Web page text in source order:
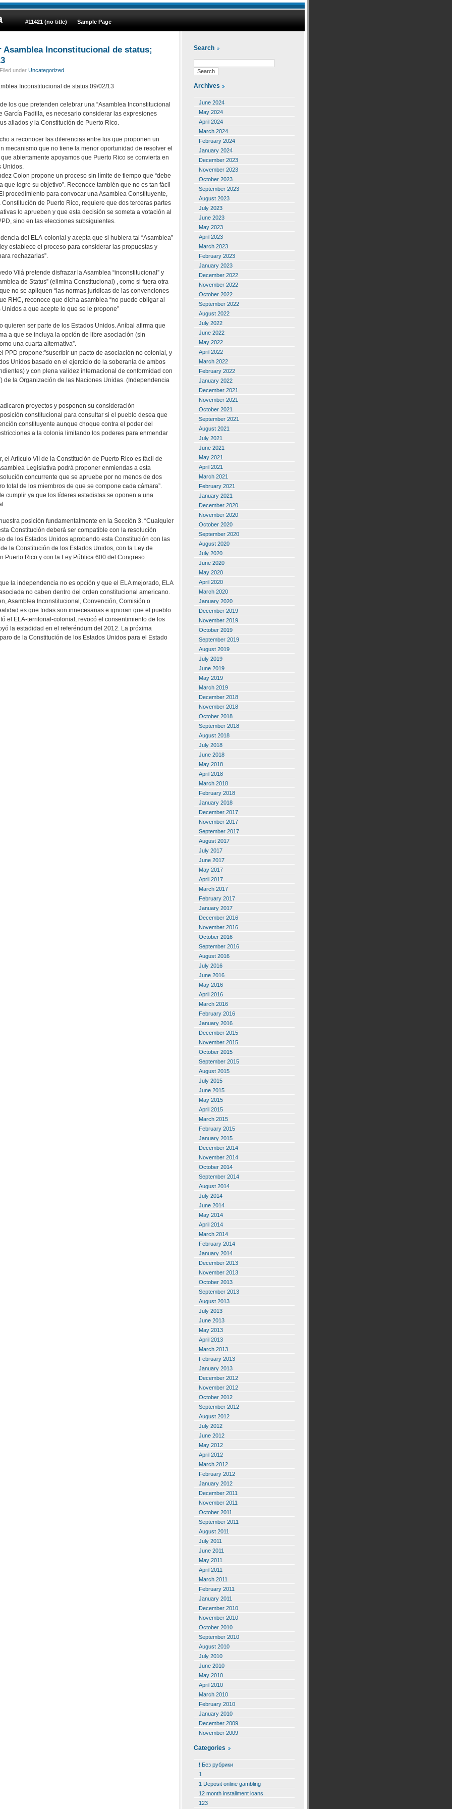
#11421 (no title) Sample Page
Asamblea Inconstitucional de status;
under Uncategorized
Inconstitucional de status 09/02/13
los que pretenden celebrar una “Asamblea Inconstitucional
García Padilla, es necesario considerar las expresiones
aliados y la Constitución de Puerto Rico.
a reconocer las diferencias entre los que proponen un
mecanismo que no tiene la menor oportunidad de resolver el
abiertamente apoyamos que Puerto Rico se convierta en
Unidos.
Colon propone un proceso sin límite de tiempo que “debe
que logre su objetivo”. Reconoce también que no es tan fácil
procedimiento para convocar una Asamblea Constituyente,
Constitución de Puerto Rico, requiere que dos terceras partes
lo aprueben y que esta decisión se someta a votación al
sino en las elecciones subsiguientes.
del ELA-colonial y acepta que si hubiera tal “Asamblea”
establece el proceso para considerar las propuestas y
rechazarlas”.
Vilá pretende disfrazar la Asamblea “inconstitucional” y
de Status” (elimina Constitucional) , como si fuera otra
no se apliquen “las normas jurídicas de las convenciones
RHC, reconoce que dicha asamblea “no puede obligar al
a que acepte lo que se le propone”
quieren ser parte de los Estados Unidos. Aníbal afirma que
a que se incluya la opción de libre asociación (sin
una cuarta alternativa”.
PPD propone:”suscribir un pacto de asociación no colonial, y
Unidos basado en el ejercicio de la soberanía de ambos
y con plena validez internacional de conformidad con
de la Organización de las Naciones Unidas. (Independencia
proyectos y posponen su consideración
constitucional para consultar si el pueblo desea que
constituyente aunque choque contra el poder del
a la colonia limitando los poderes para enmendar
el Artículo VII de la Constitución de Puerto Rico es fácil de
Legislativa podrá proponer enmiendas a esta
concurrente que se apruebe por no menos de dos
total de los miembros de que se compone cada cámara”.
cumplir ya que los líderes estadistas se oponen a una
posición fundamentalmente en la Sección 3. “Cualquier
Constitución deberá ser compatible con la resolución
de los Estados Unidos aprobando esta Constitución con las
la Constitución de los Estados Unidos, con la Ley de
Puerto Rico y con la Ley Pública 600 del Congreso
la independencia no es opción y que el ELA mejorado, ELA
no caben dentro del orden constitucional americano.
Asamblea Inconstitucional, Convención, Comisión o
es que todas son innecesarias e ignoran que el pueblo
el ELA-territorial-colonial, revocó el consentimiento de los
la estadidad en el referéndum del 2012. La próxima
de la Constitución de los Estados Unidos para el Estado
Search
Archives
June 2024
May 2024
April 2024
March 2024
February 2024
January 2024
December 2023
November 2023
October 2023
September 2023
August 2023
July 2023
June 2023
May 2023
April 2023
March 2023
February 2023
January 2023
December 2022
November 2022
October 2022
September 2022
August 2022
July 2022
June 2022
May 2022
April 2022
March 2022
February 2022
January 2022
December 2021
November 2021
October 2021
September 2021
August 2021
July 2021
June 2021
May 2021
April 2021
March 2021
February 2021
January 2021
December 2020
November 2020
October 2020
September 2020
August 2020
July 2020
June 2020
May 2020
April 2020
March 2020
January 2020
December 2019
November 2019
October 2019
September 2019
August 2019
July 2019
June 2019
May 2019
March 2019
December 2018
November 2018
October 2018
September 2018
August 2018
July 2018
June 2018
May 2018
April 2018
March 2018
February 2018
January 2018
December 2017
November 2017
September 2017
August 2017
July 2017
June 2017
May 2017
April 2017
March 2017
February 2017
January 2017
December 2016
November 2016
October 2016
September 2016
August 2016
July 2016
June 2016
May 2016
April 2016
March 2016
February 2016
January 2016
December 2015
November 2015
October 2015
September 2015
August 2015
July 2015
June 2015
May 2015
April 2015
March 2015
February 2015
January 2015
December 2014
November 2014
October 2014
September 2014
August 2014
July 2014
June 2014
May 2014
April 2014
March 2014
February 2014
January 2014
December 2013
November 2013
October 2013
September 2013
August 2013
July 2013
June 2013
May 2013
April 2013
March 2013
February 2013
January 2013
December 2012
November 2012
October 2012
September 2012
August 2012
July 2012
June 2012
May 2012
April 2012
March 2012
February 2012
January 2012
December 2011
November 2011
October 2011
September 2011
August 2011
July 2011
June 2011
May 2011
April 2011
March 2011
February 2011
January 2011
December 2010
November 2010
October 2010
September 2010
August 2010
July 2010
June 2010
May 2010
April 2010
March 2010
February 2010
January 2010
December 2009
November 2009
Categories
! Без рубрики
1
1 Deposit online gambling
12 month installment loans
123